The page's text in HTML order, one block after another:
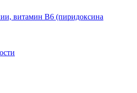
витамин В6 (пиридоксина